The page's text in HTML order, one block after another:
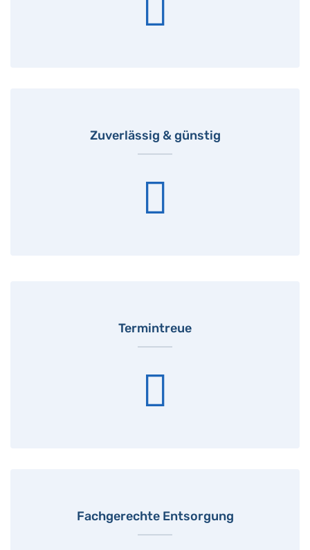
Zuverlässig & günstig
Termintreue
Fachgerechte Entsorgung